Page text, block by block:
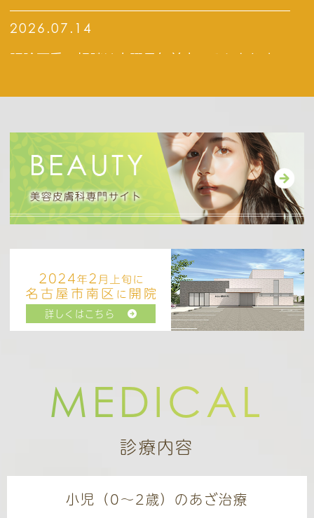
2026.07.14
眼瞼下垂の相談は火曜日午前中のみとなりま
ご都合が合わない方はお電話にてご相談くださ
2026.04.27
分院のたかし歯科・みらい形成外科では、より
通いやすい価格で医療脱毛をご提供しておりま
す。当院のブログやたかし歯科・みらい形成外
科のHPにて料金を確認することが可能ですの
でご興味がある方はそちで確認をお願いいたし
ます。
またご希望の方は、分院での施術もご案内可能
ですので、お気軽にご相談ください。
2023.07.19
当院駐車場は、敷地内８台と第２、第３駐車場
の合計２３台を完備しておりますのでお車でお
越しの方は是非ご利用ください
詳しくはこちら
MEDICAL
診療内容
小児（0～2歳）のあざ治療